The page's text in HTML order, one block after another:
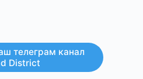
телеграм канал
District